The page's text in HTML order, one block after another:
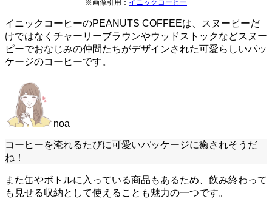
※画像引用： イニックコーヒー
イニックコーヒーのPEANUTS COFFEEは、スヌーピーだ
けではなくチャーリーブラウンやウッドストックなどスヌー
ピーでおなじみの仲間たちがデザインされた可愛らしいパッ
ケージのコーヒーです。
noa
コーヒーを淹れるたびに可愛いパッケージに癒されそうだ
ね！
また缶やボトルに入っている商品もあるため、飲み終わって
も見せる収納として使えることも魅力の一つです。